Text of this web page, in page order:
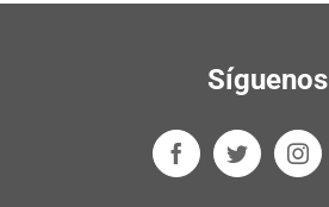
Síguenos